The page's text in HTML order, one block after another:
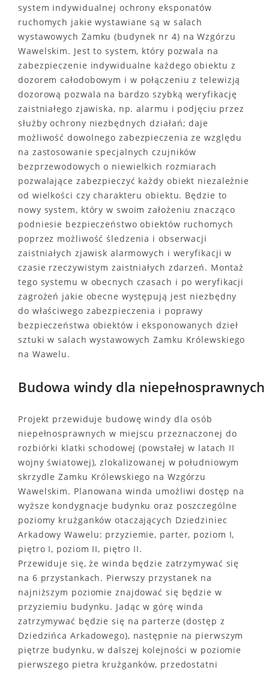
system indywidualnej ochrony eksponatów
ruchomych jakie wystawiane są w salach
wystawowych Zamku (budynek nr 4) na Wzgórzu
Wawelskim. Jest to system, który pozwala na
zabezpieczenie indywidualne każdego obiektu z
dozorem całodobowym i w połączeniu z telewizją
dozorową pozwala na bardzo szybką weryfikację
zaistniałego zjawiska, np. alarmu i podjęciu przez
służby ochrony niezbędnych działań; daje
możliwość dowolnego zabezpieczenia ze względu
na zastosowanie specjalnych czujników
bezprzewodowych o niewielkich rozmiarach
pozwalające zabezpieczyć każdy obiekt niezależnie
od wielkości czy charakteru obiektu. Będzie to
nowy system, który w swoim założeniu znacząco
podniesie bezpieczeństwo obiektów ruchomych
poprzez możliwość śledzenia i obserwacji
zaistniałych zjawisk alarmowych i weryfikacji w
czasie rzeczywistym zaistniałych zdarzeń. Montaż
tego systemu w obecnych czasach i po weryfikacji
zagrożeń jakie obecne występują jest niezbędny
do właściwego zabezpieczenia i poprawy
bezpieczeństwa obiektów i eksponowanych dzieł
sztuki w salach wystawowych Zamku Królewskiego
na Wawelu.
Budowa windy dla niepełnosprawnych
Projekt przewiduje budowę windy dla osób
niepełnosprawnych w miejscu przeznaczonej do
rozbiórki klatki schodowej (powstałej w latach II
wojny światowej), zlokalizowanej w południowym
skrzydle Zamku Królewskiego na Wzgórzu
Wawelskim. Planowana winda umożliwi dostęp na
wyższe kondygnacje budynku oraz poszczególne
poziomy krużganków otaczających Dziedziniec
Arkadowy Wawelu: przyziemie, parter, poziom I,
piętro I, poziom II, piętro II.
Przewiduje się, że winda będzie zatrzymywać się
na 6 przystankach. Pierwszy przystanek na
najniższym poziomie znajdować się będzie w
przyziemiu budynku. Jadąc w górę winda
zatrzymywać będzie się na parterze (dostęp z
Dziedzińca Arkadowego), następnie na pierwszym
piętrze budynku, w dalszej kolejności w poziomie
pierwszego pietra krużganków, przedostatni